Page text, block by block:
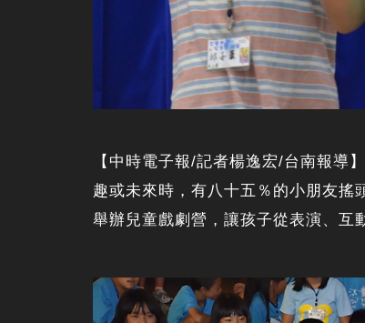
【中時電子報/記者楊逸宏/台南報導
趣或未來時，有八十五％的小朋友搖
舉辦兒童戲劇營，讓孩子從表演、互